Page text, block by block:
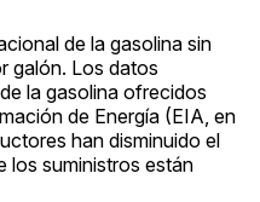
de la gasolina sin
galón. Los datos
la gasolina ofrecidos
de Energía (EIA, en
han disminuido el
los suministros están